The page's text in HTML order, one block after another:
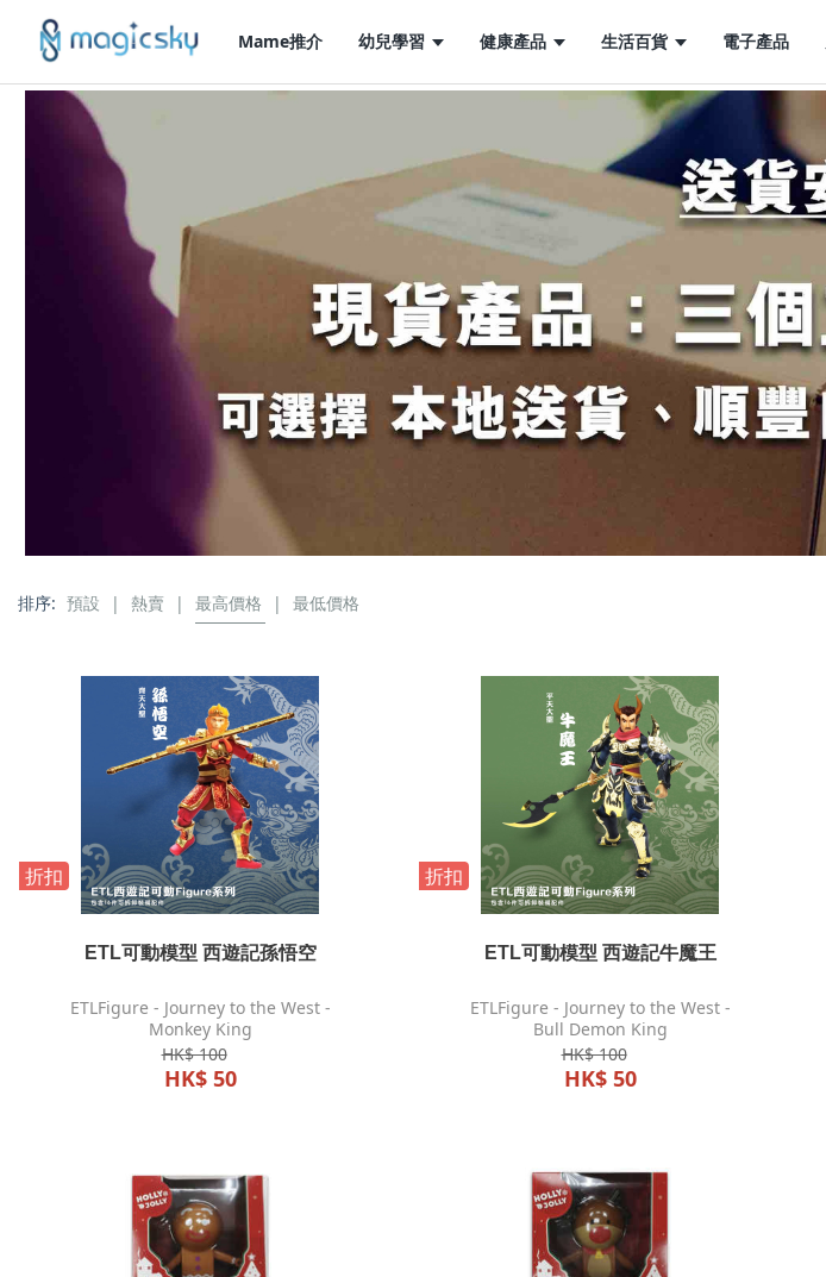
Mame推介 幼兒學習 健康產品 生活百貨 電子產品
排序: 預設 | 熱賣 | 最高價格 | 最低價格
折扣
ETL可動模型 西遊記孫悟空
ETLFigure - Journey to the West -
Monkey King
HK$ 100
HK$ 50
折扣
ETL可動模型 西遊記牛魔王
ETLFigure - Journey to the West -
Bull Demon King
HK$ 100
HK$ 50